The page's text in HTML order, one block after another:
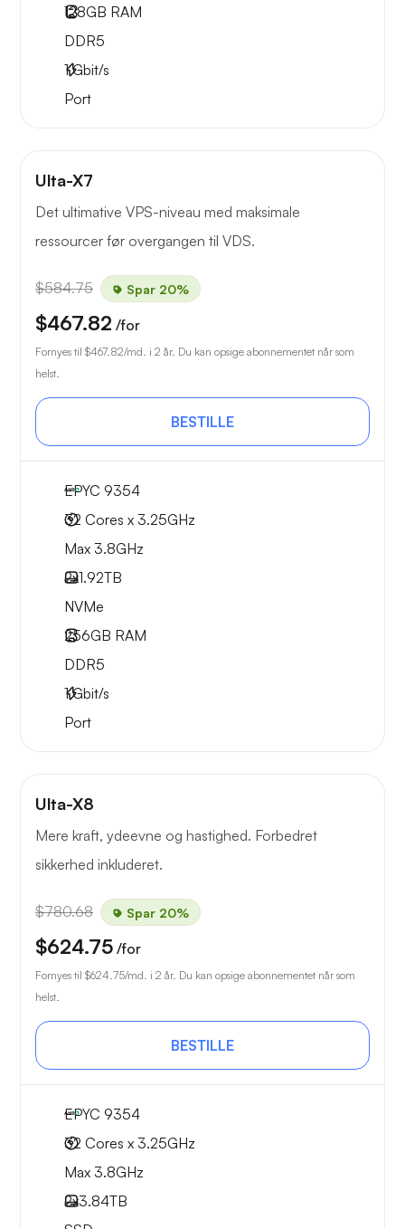
128GB RAM
DDR5
1Gbit/s
Port
Ulta-X7
Det ultimative VPS-niveau med maksimale
ressourcer før overgangen til VDS.
$584.75 Spar 20%
$467.82 /for
Fornyes til $467.82/md. i 2 år. Du kan opsige abonnementet når som
helst.
BESTILLE
EPYC 9354
32 Cores x 3.25GHz
Max 3.8GHz
2x1.92TB
NVMe
256GB RAM
DDR5
1Gbit/s
Port
Ulta-X8
Mere kraft, ydeevne og hastighed. Forbedret
sikkerhed inkluderet.
$780.68 Spar 20%
$624.75 /for
Fornyes til $624.75/md. i 2 år. Du kan opsige abonnementet når som
helst.
BESTILLE
EPYC 9354
32 Cores x 3.25GHz
Max 3.8GHz
2x3.84TB